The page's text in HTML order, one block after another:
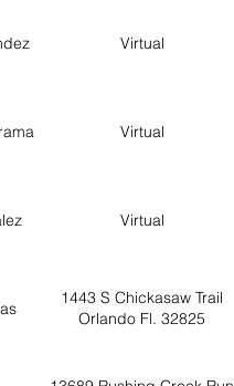
Virtual
Virtual
Virtual
1443 S Chickasaw Trail
Orlando Fl. 32825